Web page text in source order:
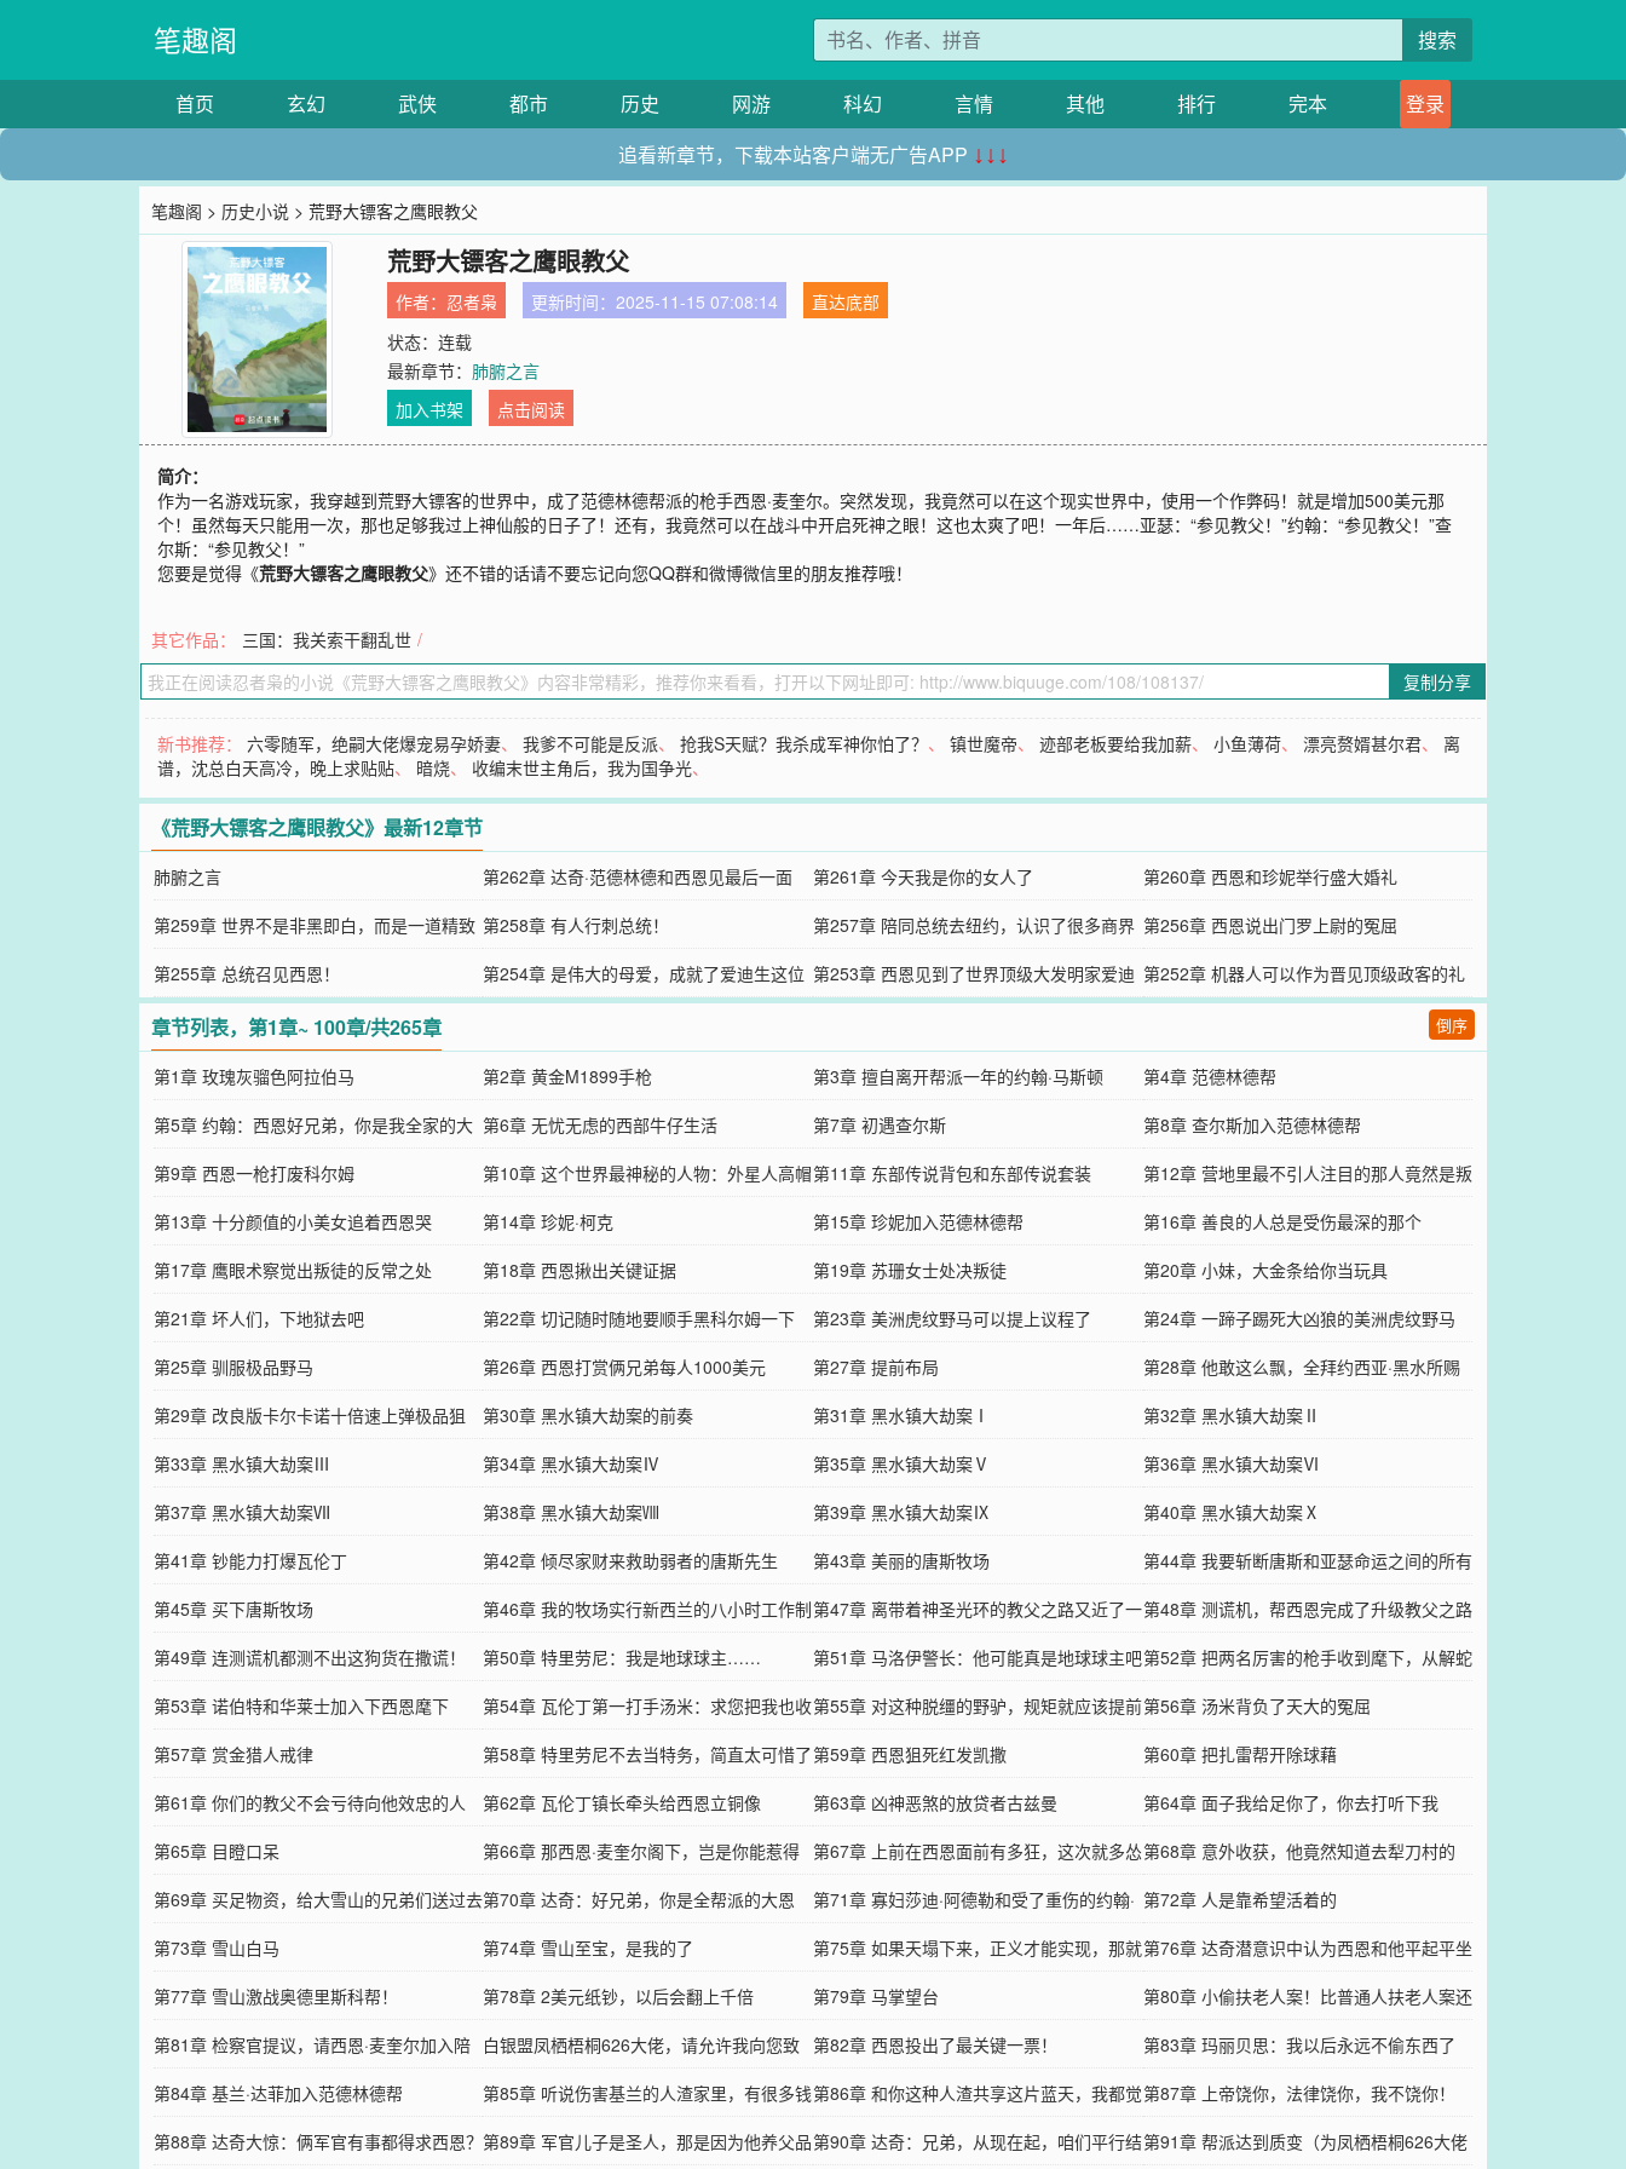
笔趣阁 搜索
首页 玄幻 武侠 都市 历史 网游 科幻 言情 其他 排行 完本
登录
追看新章节，下载本站客户端无广告APP ↓↓↓
笔趣阁 > 历史小说 > 荒野大镖客之鹰眼教父
荒野大镖客之鹰眼教父
作者： 忍者枭 更新时间：2025-11-15 07:08:14
直达底部
状态：连载
最新章节： 肺腑之言
加入书架
点击阅读
简介：
作为一名游戏玩家，我穿越到荒野大镖客的世界中，成了范德林德帮派的枪手西恩·麦奎尔。突然发现，我竟然可以在这个现实世界中，使用一个作弊码！就是增加500美元那
个！虽然每天只能用一次，那也足够我过上神仙般的日子了！还有，我竟然可以在战斗中开启死神之眼！这也太爽了吧！一年后……亚瑟：“参见教父！”约翰：“参见教父！”查
尔斯：“参见教父！”
您要是觉得《荒野大镖客之鹰眼教父》还不错的话请不要忘记向您QQ群和微博微信里的朋友推荐哦！
其它作品： 三国：我关索干翻乱世 /
复制分享
新书推荐：六零随军，绝嗣大佬爆宠易孕娇妻、我爹不可能是反派、抢我S天赋？我杀成军神你怕了？ 、镇世魔帝、迹部老板要给我加薪、小鱼薄荷、漂亮赘婿甚尔君、 离
谱，沈总白天高冷，晚上求贴贴、 暗烧、 收编末世主角后，我为国争光、
《荒野大镖客之鹰眼教父》最新12章节
肺腑之言 第262章 达奇·范德林德和西恩见最后一面 第261章 今天我是你的女人了
第260章 西恩和珍妮举行盛大婚礼
第259章 世界不是非黑即白，而是一道精致
的灰
第258章 有人行刺总统！
第257章 陪同总统去纽约，认识了很多商界
大佬
第256章 西恩说出门罗上尉的冤屈‌
第255章 总统召见西恩！
第254章 是伟大的母爱，成就了爱迪生这位 第253章 西恩见到了世界顶级大发明家爱迪 第252章 机器人可以作为晋见顶级政客的礼
章节列表，第1章~ 100章/共265章 倒序
第1章 玫瑰灰骝色阿拉伯马 第2章 黄金M1899手枪 第3章 擅自离开帮派一年的约翰·马斯顿
第4章 范德林德帮
第5章 约翰：西恩好兄弟，你是我全家的大
恩人！
第6章 无忧无虑的西部牛仔生活 第7章 初遇查尔斯
第8章 查尔斯加入范德林德帮
第9章 西恩一枪打废科尔姆
第10章 这个世界最神秘的人物：外星人高帽
男
第11章 东部传说背包和东部传说套装
第12章 营地里最不引人注目的那人竟然是叛
徒
第13章 十分颜值的小美女追着西恩哭 第14章 珍妮·柯克 第15章 珍妮加入范德林德帮
第16章 善良的人总是受伤最深的那个
第17章 鹰眼术察觉出叛徒的反常之处
第18章 西恩揪出关键证据 第19章 苏珊女士处决叛徒
第20章 小妹，大金条给你当玩具
第21章 坏人们，下地狱去吧
第22章 切记随时随地要顺手黑科尔姆一下 第23章 美洲虎纹野马可以提上议程了
第24章 一蹄子踢死大凶狼的美洲虎纹野马
第25章 驯服极品野马
第26章 西恩打赏俩兄弟每人1000美元 第27章 提前布局
第28章 他敢这么飘，全拜约西亚·黑水所赐
第29章 改良版卡尔卡诺十倍速上弹极品狙
第30章 黑水镇大劫案的前奏 第31章 黑水镇大劫案Ⅰ
第32章 黑水镇大劫案Ⅱ
第33章 黑水镇大劫案Ⅲ
第34章 黑水镇大劫案Ⅳ 第35章 黑水镇大劫案Ⅴ
第36章 黑水镇大劫案Ⅵ
第37章 黑水镇大劫案Ⅶ
第38章 黑水镇大劫案Ⅷ 第39章 黑水镇大劫案Ⅸ
第40章 黑水镇大劫案Ⅹ
第41章 钞能力打爆瓦伦丁
第42章 倾尽家财来救助弱者的唐斯先生 第43章 美丽的唐斯牧场
第44章 我要斩断唐斯和亚瑟命运之间的所有
联系
第45章 买下唐斯牧场 第46章 我的牧场实行新西兰的八小时工作制第47章 离带着神圣光环的教父之路又近了一
步
第48章 测谎机，帮西恩完成了升级教父之路
第49章 连测谎机都测不出这狗货在撒谎！
第50章 特里劳尼：我是地球球主…… 第51章 马洛伊警长：他可能真是地球球主吧第52章 把两名厉害的枪手收到麾下，从解蛇
毒开始
第53章 诺伯特和华莱士加入下西恩麾下
第54章 瓦伦丁第一打手汤米：求您把我也收
下吧
第55章 对这种脱缰的野驴，规矩就应该提前
立好
第56章 汤米背负了天大的冤屈
第57章 赏金猎人戒律
第58章 特里劳尼不去当特务，简直太可惜了第59章 西恩狙死红发凯撒
第60章 把扎雷帮开除球藉
第61章 你们的教父不会亏待向他效忠的人
第62章 瓦伦丁镇长牵头给西恩立铜像 第63章 凶神恶煞的放贷者古兹曼
第64章 面子我给足你了，你去打听下我
第65章 目瞪口呆
第66章 那西恩·麦奎尔阁下，岂是你能惹得
起的？
第67章 上前在西恩面前有多狂，这次就多怂第68章 意外收获，他竟然知道去犁刀村的
路！
第69章 买足物资，给大雪山的兄弟们送过去第70章 达奇：好兄弟，你是全帮派的大恩
人！
第71章 寡妇莎迪·阿德勒和受了重伤的约翰·
马斯顿
第72章 人是靠希望活着的
第73章 雪山白马
第74章 雪山至宝，是我的了
第75章 如果天塌下来，正义才能实现，那就
塌吧
第76章 达奇潜意识中认为西恩和他平起平坐
第77章 雪山激战奥德里斯科帮！
第78章 2美元纸钞，以后会翻上千倍 第79章 马掌望台
第80章 小偷扶老人案！比普通人扶老人案还
劲爆
第81章 检察官提议，请西恩·麦奎尔加入陪
审团
白银盟凤栖梧桐626大佬，请允许我向您致
敬！
第82章 西恩投出了最关键一票！
第83章 玛丽贝思：我以后永远不偷东西了
第84章 基兰·达菲加入范德林德帮
第85章 听说伤害基兰的人渣家里，有很多钱
可以分享
第86章 和你这种人渣共享这片蓝天，我都觉
得恶心
第87章 上帝饶你，法律饶你，我不饶你！
第88章 达奇大惊：俩军官有事都得求西恩？ 第89章 军官儿子是圣人，那是因为他养父品第90章 达奇：兄弟，从现在起，咱们平行结第91章 帮派达到质变（为凤栖梧桐626大佬